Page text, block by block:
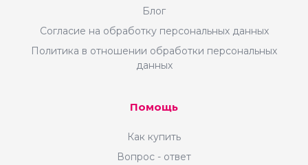
Блог
Согласие на обработку персональных данных
Политика в отношении обработки персональных
данных
Помощь
Как купить
Вопрос - ответ